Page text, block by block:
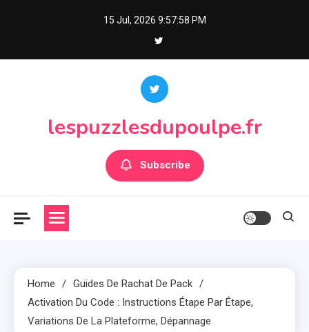
15 Jul, 2026 9:57:59 PM
lespuzzlesdupoulpe.fr
Subscribe
Home
Guides De Rachat De Pack
Activation Du Code : Instructions Étape Par Étape,
Variations De La Plateforme, Dépannage